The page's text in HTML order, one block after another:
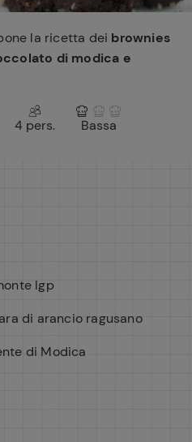
la ricetta dei brownies
di modica e
4 pers. Bassa
Igp
di arancio ragusano
di Modica